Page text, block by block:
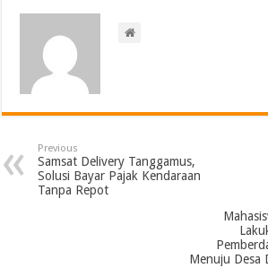
Previous
Samsat Delivery Tanggamus,
Solusi Bayar Pajak Kendaraan
Tanpa Repot
Menuju Desa